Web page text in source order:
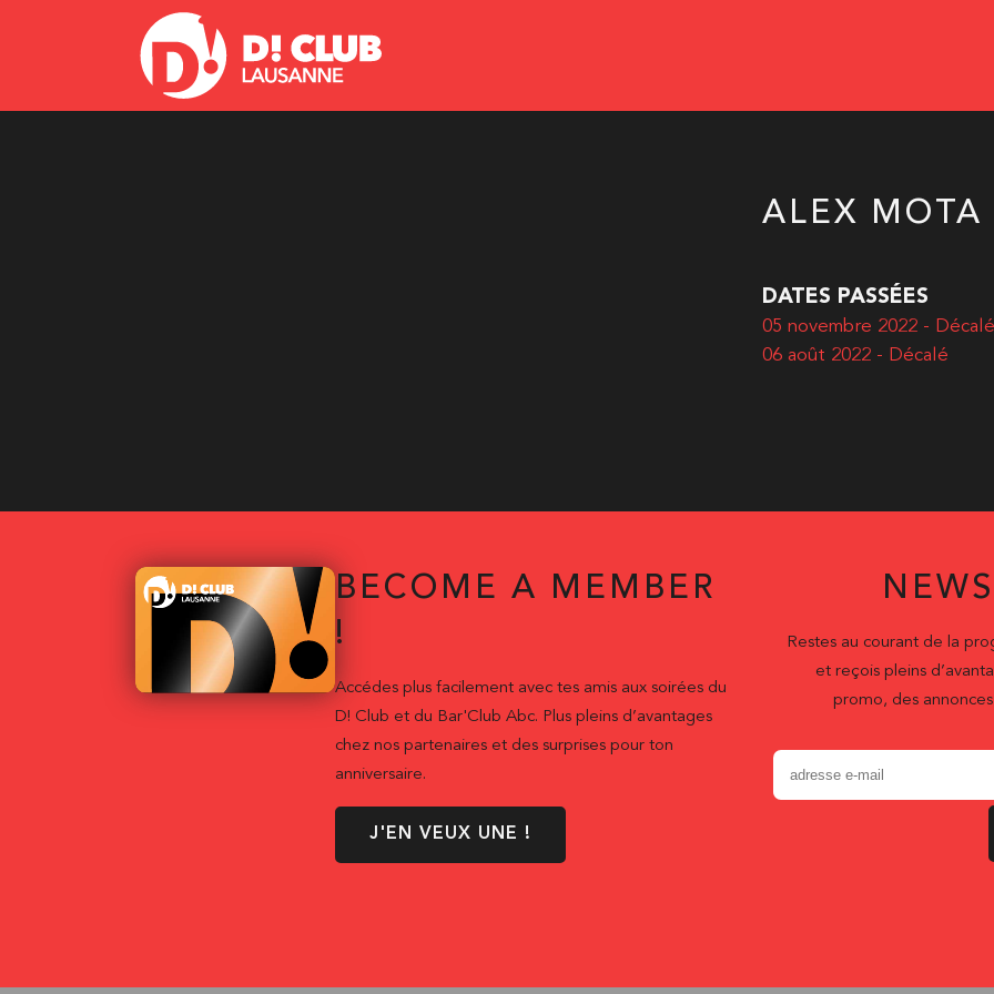
ALEX MOTA
DATES PASSÉES
05 novembre 2022 - Décalé
06 août 2022 - Décalé
BECOME A MEMBER
!
Accédes plus facilement avec tes amis aux soirées du
D! Club et du Bar'Club Abc. Plus pleins d’avantages
chez nos partenaires et des surprises pour ton
anniversaire.
J'EN VEUX UNE !
Restes au courant de la
et reçois pleins
promo, des